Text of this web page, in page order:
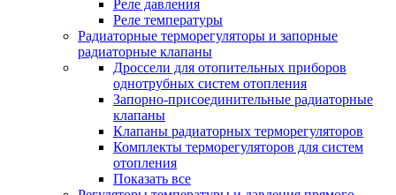
Реле давления
Реле температуры
Радиаторные терморегуляторы и запорные
радиаторные клапаны
Дроссели для отопительных приборов
однотрубных систем отопления
Запорно-присоединительные радиаторные
клапаны
Клапаны радиаторных терморегуляторов
Комплекты терморегуляторов для систем
отопления
Показать все